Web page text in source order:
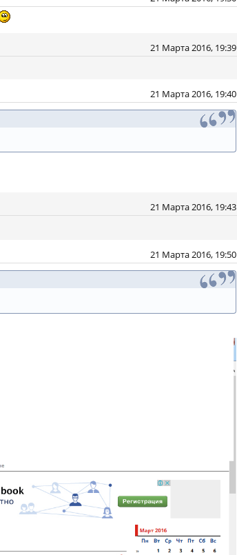
21 Марта 2016, 19:39
21 Марта 2016, 19:40
21 Марта 2016, 19:43
21 Марта 2016, 19:50